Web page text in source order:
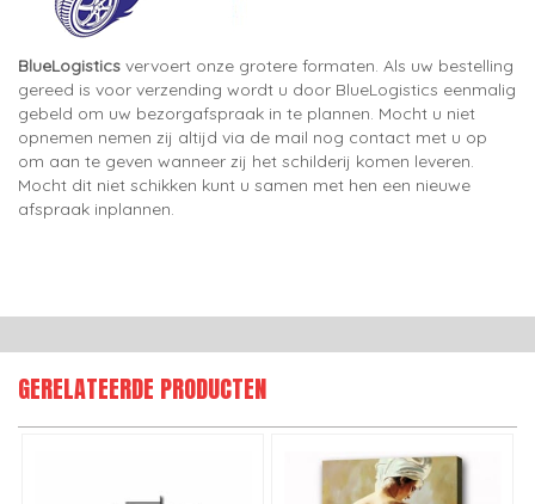
BlueLogistics vervoert onze grotere formaten. Als uw bestelling
gereed is voor verzending wordt u door BlueLogistics eenmalig
gebeld om uw bezorgafspraak in te plannen. Mocht u niet
opnemen nemen zij altijd via de mail nog contact met u op
om aan te geven wanneer zij het schilderij komen leveren.
Mocht dit niet schikken kunt u samen met hen een nieuwe
afspraak inplannen.
GERELATEERDE PRODUCTEN